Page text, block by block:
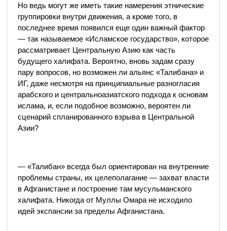
Но ведь могут же иметь такие намерения этнические
группировки внутри движения, а кроме того, в
последнее время появился еще один важный фактор
— так называемое «Исламское государство», которое
рассматривает Центральную Азию как часть
будущего халифата. Вероятно, вновь задам сразу
пару вопросов, но возможен ли альянс «Талибана» и
ИГ, даже несмотря на принципиальные разногласия
арабского и центральноазиатского подхода к основам
ислама, и, если подобное возможно, вероятен ли
сценарий спланированного взрыва в Центральной
Азии?
— «Талибан» всегда был ориентирован на внутренние
проблемы страны, их целеполагание — захват власти
в Афганистане и построение там мусульманского
халифата. Никогда от Муллы Омара не исходило
идей экспансии за пределы Афганистана.